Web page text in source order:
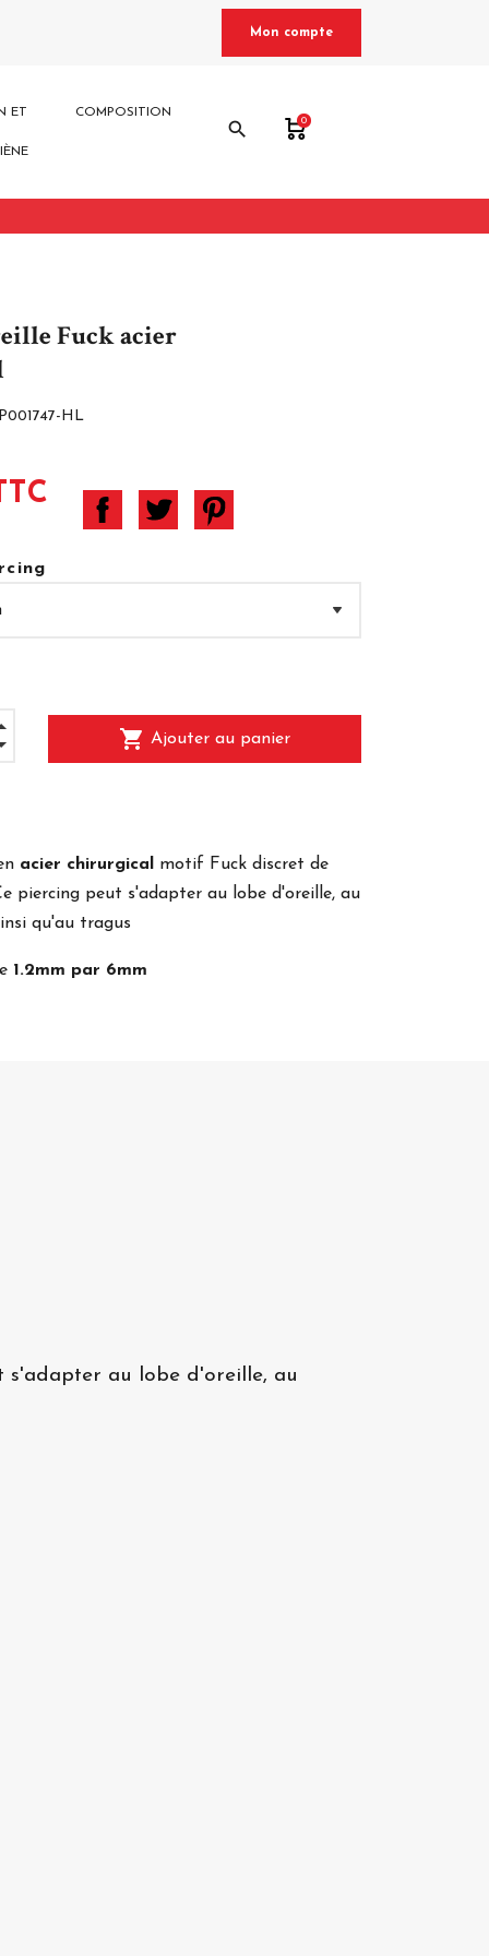
Mon compte
ET COMPOSITION
search 0
Fuck acier
HL
shopping_cart Ajouter au panier
acier chirurgical
motif Fuck discret de
piercing peut s'adapter au lobe d'oreille, au
qu'au tragus
1.2mm par 6mm
au lobe d'oreille, au